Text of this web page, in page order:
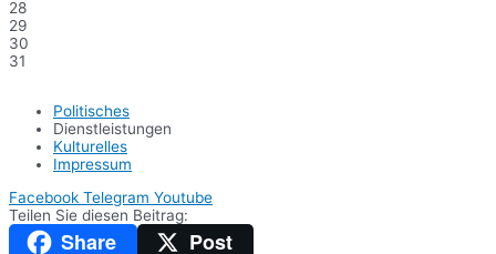
28
29
30
31
Politisches
Dienstleistungen
Kulturelles
Impressum
Facebook Telegram Youtube
Teilen Sie diesen Beitrag:
Share Post